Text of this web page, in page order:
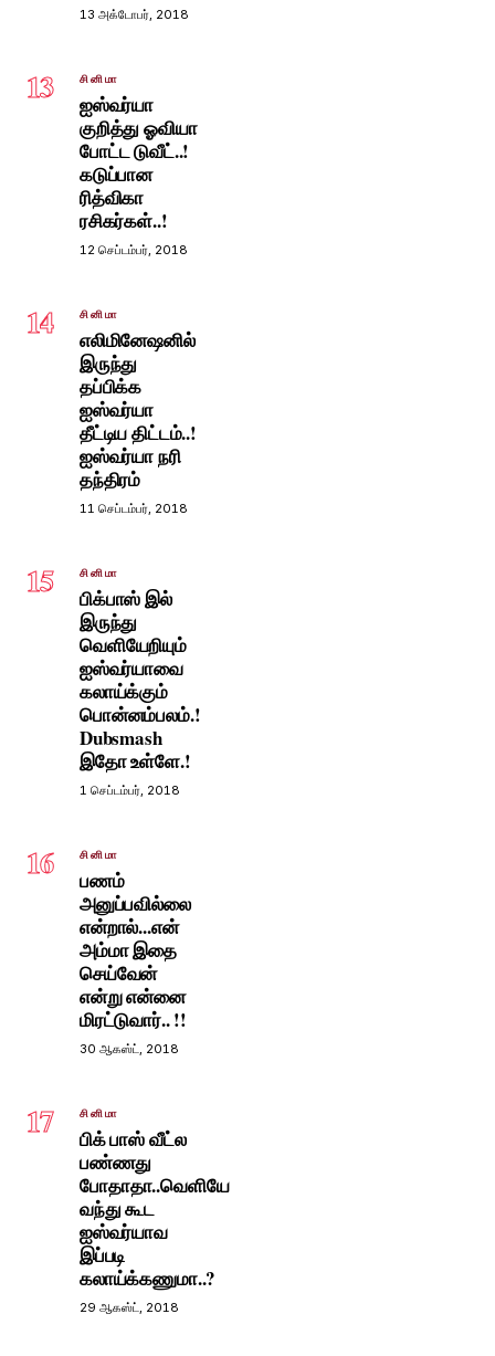
13 அக்டோபர், 2018
13 சினிமா
ஐஸ்வர்யா
குறித்து ஓவியா
போட்ட டுவீட்..!
கடுப்பான
ரித்விகா
ரசிகர்கள்..!
12 செப்டம்பர், 2018
14 சினிமா
எலிமினேஷனில்
இருந்து
தப்பிக்க
ஐஸ்வர்யா
தீட்டிய திட்டம்..!
ஐஸ்வர்யா நரி
தந்திரம்
11 செப்டம்பர், 2018
15 சினிமா
பிக்பாஸ் இல்
இருந்து
வெளியேறியும்
ஐஸ்வர்யாவை
கலாய்க்கும்
பொன்னம்பலம்.!
Dubsmash
இதோ உள்ளே.!
1 செப்டம்பர், 2018
16 சினிமா
பணம்
அனுப்பவில்லை
என்றால்...என்
அம்மா இதை
செய்வேன்
என்று என்னை
மிரட்டுவார்.. !!
30 ஆகஸ்ட், 2018
17 சினிமா
பிக் பாஸ் வீட்ல
பண்ணது
போதாதா..வெளியே
வந்து கூட
ஐஸ்வர்யாவ
இப்படி
கலாய்க்கணுமா..?
29 ஆகஸ்ட், 2018